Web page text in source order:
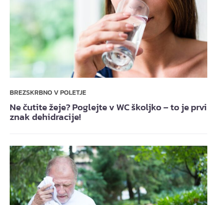
BREZSKRBNO V POLETJE
Ne čutite žeje? Poglejte v WC školjko – to je prvi
znak dehidracije!